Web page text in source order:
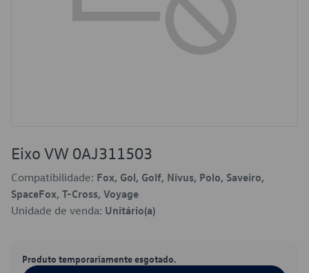
Eixo VW 0AJ311503
Compatibilidade: Fox, Gol, Golf, Nivus, Polo, Saveiro,
SpaceFox, T-Cross, Voyage
Unidade de venda: Unitário(a)
Produto temporariamente esgotado.